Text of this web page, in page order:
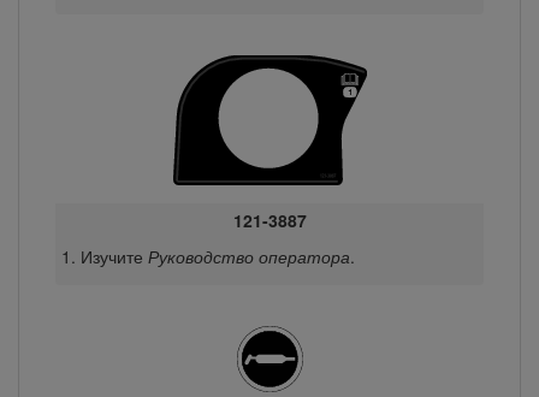
121-3887
Изучите Руководство оператора.